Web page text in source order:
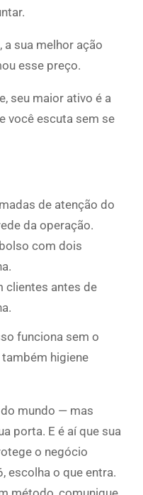
sua melhor ação
esse preço.
seu maior ativo é a
você escuta sem se
de atenção do
da operação.
com dois
clientes antes de
funciona sem o
higiene
mundo — mas
porta. E é aí que sua
o negócio
escolha o que entra.